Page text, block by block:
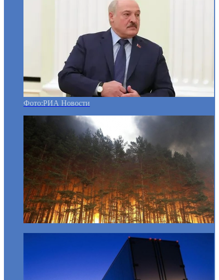
Фото:РИА Новости